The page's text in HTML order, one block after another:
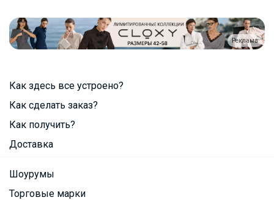
Реклама
Как здесь все устроено?
Как сделать заказ?
Как получить?
Доставка
Шоурумы
Торговые марки